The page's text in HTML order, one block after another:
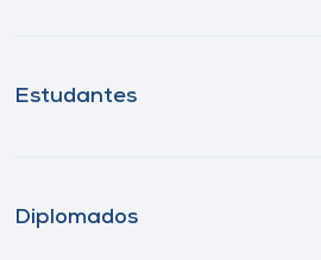
Estudantes
Diplomados